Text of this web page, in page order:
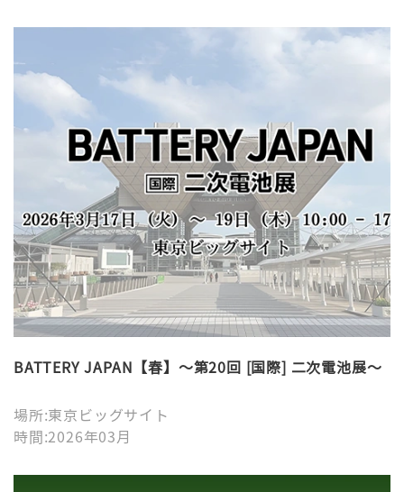
BATTERY JAPAN【春】～第20回 [国際] 二次電池展～
場所:東京ビッグサイト
時間:2026年03月